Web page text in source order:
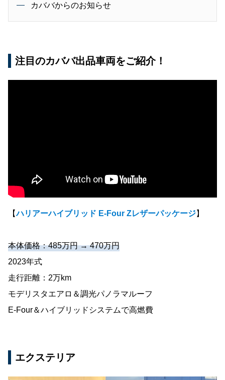
カババからのお知らせ
注目のカババ出品車両をご紹介！
【ハリアーハイブリッド E-Four Zレザーパッケージ】
本体価格：485万円 → 470万円
2023年式
走行距離：2万km
モデリスタエアロ＆調光パノラマルーフ
E-Four＆ハイブリッドシステムで高燃費
エクステリア